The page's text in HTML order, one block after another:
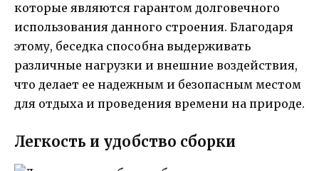
которые являются гарантом долговечного
использования данного строения. Благодаря
этому, беседка способна выдерживать
различные нагрузки и внешние воздействия,
что делает ее надежным и безопасным местом
для отдыха и проведения времени на природе.
Легкость и удобство сборки